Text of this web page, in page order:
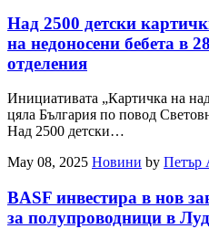
Над 2500 детски
на недоносени бебета в
отделения
Инициативата „Картичка на
цяла България по повод
Над 2500 детски…
May 08, 2025 Новини by Петър
BASF инвестира в нов
за полупроводници в